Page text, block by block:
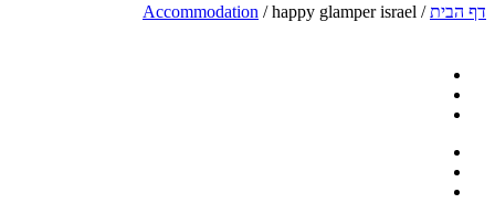
דף הבית/
Accommodation /happy glamper israel